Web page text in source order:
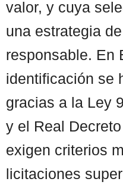
valor, y cuya
una estrategia
responsable. En
identificación se
gracias a la Ley
y el Real
exigen criterios
licitaciones